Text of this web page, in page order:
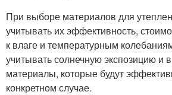
При выборе материалов для
учитывать их эффективность,
к влаге и температурным
учитывать солнечную экспозицию и
материалы, которые будут
конкретном случае.